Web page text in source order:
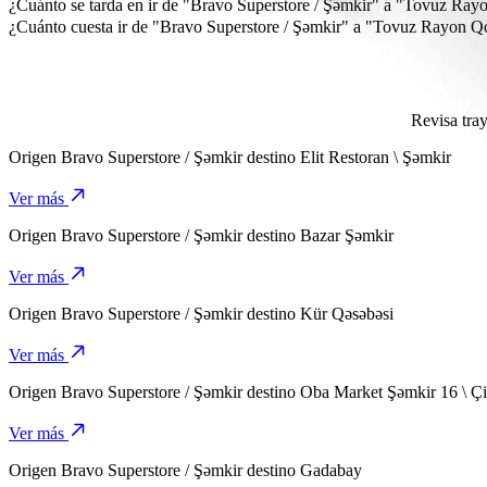
"Tovuz Rayon Qovlar Şəhər Uşaq Musiqi Məktəbi" está a unos 32
¿Cuánto se tarda en ir de "Bravo Superstore / Şəmkir" a "Tovuz
Se tarda unos 34 min en ir de "Bravo Superstore / Şəmkir" a
¿Cuánto cuesta ir de "Bravo Superstore / Şəmkir" a "Tovuz Rayon
El coste del viaje de "Bravo Superstore / Şəmkir" a "Tovuz Rayon
Revisa
Origen Bravo Superstore / Şəmkir destino Elit Restoran \ Şəmkir
Ver más
Origen Bravo Superstore / Şəmkir destino Bazar Şəmkir
Ver más
Origen Bravo Superstore / Şəmkir destino Kür Qəsəbəsi
Ver más
Origen Bravo Superstore / Şəmkir destino Oba Market Şəmkir 16 \
Ver más
Origen Bravo Superstore / Şəmkir destino Gadabay